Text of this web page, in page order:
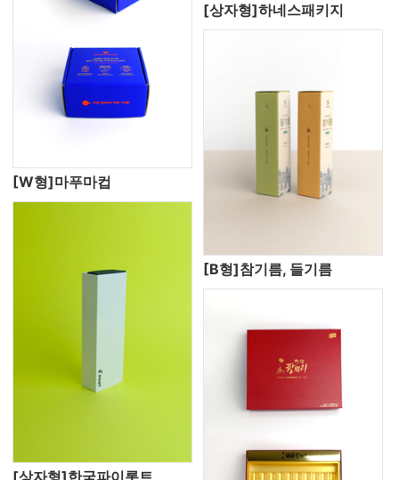
[W형]마푸마컵
[상자형]하네스패키지
[상자형]한국파이롯트
[B형]참기름, 들기름